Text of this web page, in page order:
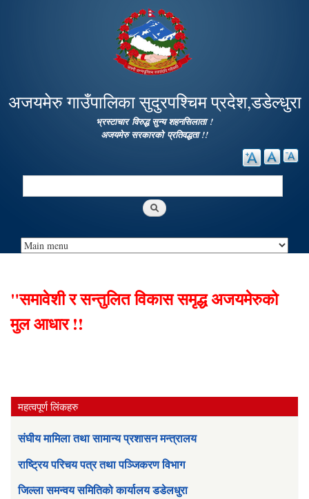
main
content
अजयमेरु गाउँपालिका सुदुरपश्चिम प्रदेश,डडेल्धुरा
भ्रस्टाचार विरुद्ध सुन्य शहनसिलाता !
अजयमेरु सरकारको प्रतिवद्धता !!
Search
"समावेशी र सन्तुलित विकास समृद्ध अजयमेरुको
मुल आधार !!
महत्वपूर्ण लिंकहरु
संघीय मामिला तथा सामान्य प्रशासन मन्त्रालय
राष्ट्रिय परिचय पत्र तथा पञ्जिकरण विभाग
जिल्ला समन्वय समितिको कार्यालय डडेलधुरा